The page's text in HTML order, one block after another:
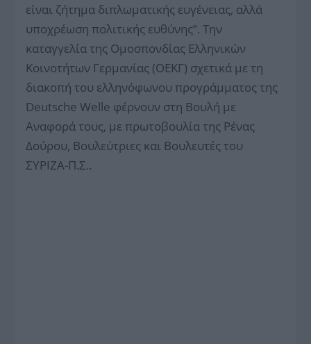
είναι ζήτημα διπλωματικής ευγένειας, αλλά
υποχρέωση πολιτικής ευθύνης”. Την
καταγγελία της Ομοσπονδίας Ελληνικών
Κοινοτήτων Γερμανίας (ΟΕΚΓ) σχετικά με τη
διακοπή του ελληνόφωνου προγράμματος της
Deutsche Welle φέρνουν στη Βουλή με
Αναφορά τους, με πρωτοβουλία της Ρένας
Δούρου, Βουλεύτριες και Βουλευτές του
ΣΥΡΙΖΑ-Π.Σ..